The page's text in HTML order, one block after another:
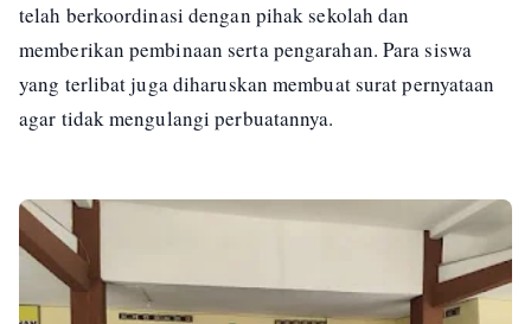
telah berkoordinasi dengan pihak sekolah dan
memberikan pembinaan serta pengarahan. Para siswa
yang terlibat juga diharuskan membuat surat pernyataan
agar tidak mengulangi perbuatannya.